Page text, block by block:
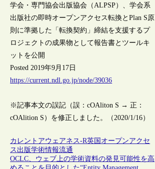
学会・専門協会出版協会（ALPSP）、学会系
出版社の即時オープンアクセス転換とPlan S原
則に準拠した「転換契約」締結を支援するプ
ロジェクトの成果物として報告書とツールキ
ットを公開
Posted 2019年9月17日
https://current.ndl.go.jp/node/39036
※記事本文の誤記（誤：cOAliton S → 正：
cOAlition S）を修正しました。（2020/1/16）
カレントアウェアネス-R英国 オープンアクセ
ス出版学術情報流通
OCLC、ウェブ上の学術資料の発見可能性を高